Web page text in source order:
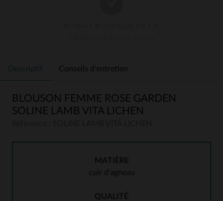
Descriptif Conseils d'entretien
BLOUSON FEMME ROSE GARDEN
SOLINE LAMB VITA LICHEN
MATIÈRE
cuir d'agneau
QUALITÉ